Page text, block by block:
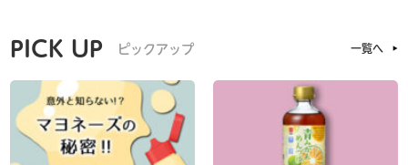
PICK UP ピックアップ 一覧へ